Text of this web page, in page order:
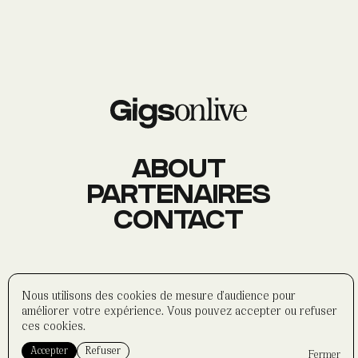
À PROPOS
CONTACT
Formulaire Partenaires
ABOUT
PARTENAIRES
CONTACT
Politique de confidentialité
Mentions légales
Nous utilisons des cookies de mesure d'audience pour
améliorer votre expérience. Vous pouvez accepter ou refuser
ces cookies.
Accepter Refuser Fermer